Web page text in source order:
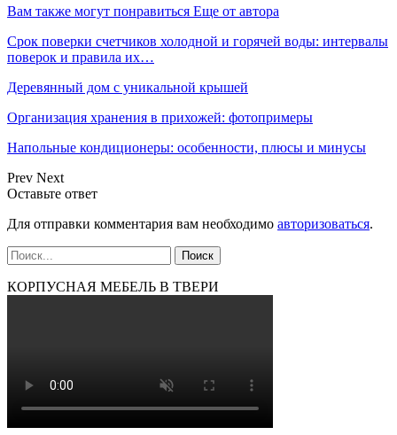
Вам также могут понравиться Еще от автора
Срок поверки счетчиков холодной и горячей воды: интервалы
поверок и правила их…
Деревянный дом с уникальной крышей
Организация хранения в прихожей: фотопримеры
Напольные кондиционеры: особенности, плюсы и минусы
Prev Next
Оставьте ответ
Для отправки комментария вам необходимо авторизоваться.
КОРПУСНАЯ МЕБЕЛЬ В ТВЕРИ